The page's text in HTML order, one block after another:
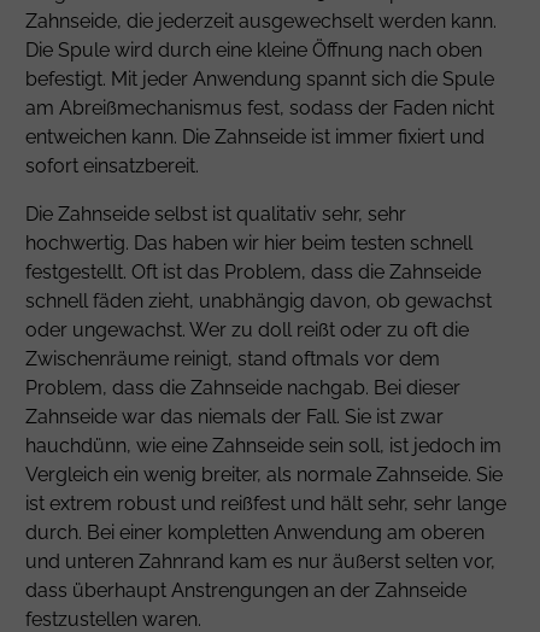
Zahnseide, die jederzeit ausgewechselt werden kann.
Die Spule wird durch eine kleine Öffnung nach oben
befestigt. Mit jeder Anwendung spannt sich die Spule
am Abreißmechanismus fest, sodass der Faden nicht
entweichen kann. Die Zahnseide ist immer fixiert und
sofort einsatzbereit.
Die Zahnseide selbst ist qualitativ sehr, sehr
hochwertig. Das haben wir hier beim testen schnell
festgestellt. Oft ist das Problem, dass die Zahnseide
schnell fäden zieht, unabhängig davon, ob gewachst
oder ungewachst. Wer zu doll reißt oder zu oft die
Zwischenräume reinigt, stand oftmals vor dem
Problem, dass die Zahnseide nachgab. Bei dieser
Zahnseide war das niemals der Fall. Sie ist zwar
hauchdünn, wie eine Zahnseide sein soll, ist jedoch im
Vergleich ein wenig breiter, als normale Zahnseide. Sie
ist extrem robust und reißfest und hält sehr, sehr lange
durch. Bei einer kompletten Anwendung am oberen
und unteren Zahnrand kam es nur äußerst selten vor,
dass überhaupt Anstrengungen an der Zahnseide
festzustellen waren.